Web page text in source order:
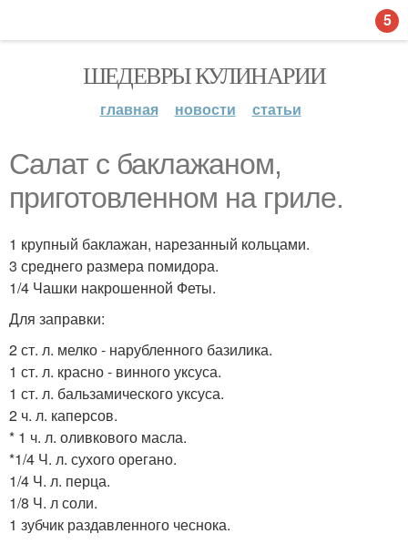
ШЕДЕВРЫ КУЛИНАРИИ
главная новости статьи
Салат с баклажаном,
приготовленном на гриле.
1 крупный баклажан, нарезанный кольцами.
3 среднего размера помидора.
1/4 Чашки накрошенной Феты.
Для заправки:
2 ст. л. мелко - нарубленного базилика.
1 ст. л. красно - винного уксуса.
1 ст. л. бальзамического уксуса.
2 ч. л. каперсов.
* 1 ч. л. оливкового масла.
*1/4 Ч. л. сухого орегано.
1/4 Ч. л. перца.
1/8 Ч. л соли.
1 зубчик раздавленного чеснока.
5